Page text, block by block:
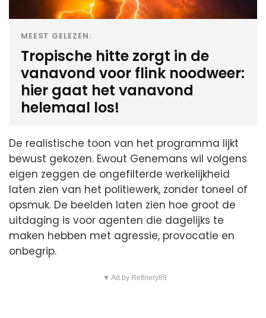
MEEST GELEZEN:
Tropische hitte zorgt in de
vanavond voor flink noodweer:
hier gaat het vanavond
helemaal los!
De realistische toon van het programma lijkt
bewust gekozen. Ewout Genemans wil volgens
eigen zeggen de ongefilterde werkelijkheid
laten zien van het politiewerk, zonder toneel of
opsmuk. De beelden laten zien hoe groot de
uitdaging is voor agenten die dagelijks te
maken hebben met agressie, provocatie en
onbegrip.
▼ Ad by Refinery89